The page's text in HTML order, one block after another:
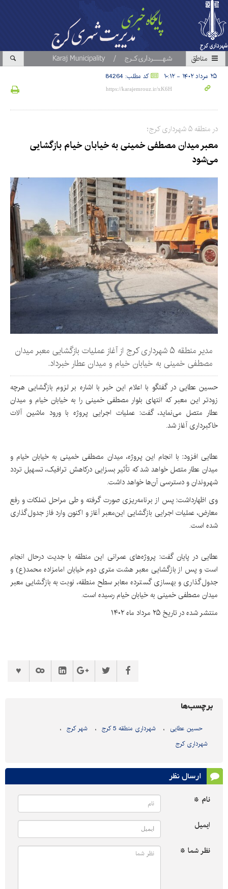
مناطق
۲۵ مرداد ۱۴۰۲ - ۱۰:۱۲ کد مطلب: 84264
در منطقه ۵ شهرداری کرج؛
معبر میدان مصطفی خمینی به خیابان خیام بازگشایی
می‌شود
مدیر منطقه ۵ شهرداری کرج از آغاز عملیات بازگشایی معبر میدان
مصطفی خمینی به خیابان خیام و میدان عطار خبرداد.
حسین عطایی در گفتگو با اعلام این خبر با اشاره بر لزوم بازگشایی هرچه
زودتر این معبر که انتهای بلوار مصطفی خمینی را به خیابان خیام و میدان
عطار متصل می‌نماید، گفت: عملیات اجرایی پروژه با ورود ماشین آلات
خاکبرداری آغاز شد.
عطایی افزود: با انجام این پروژه، میدان مصطفی خمینی به خیابان خیام و
میدان عطار متصل خواهد شد که تأثیر بسزایی درکاهش ترافیک، تسهیل تردد
شهروندان و دسترسی آن‌ها خواهد داشت.
وی اظهارداشت: پس از برنامه‌ریزی صورت گرفته و طی مراحل تملکات و رفع
معارض، عملیات اجرایی بازگشایی این‌معبر آغاز و اکنون وارد فاز جدول‌گذاری
شده است.
عطایی در پایان گفت: پروژه‌های عمرانی این منطقه با جدیت درحال انجام
است و پس از بازگشایی معبر هشت متری دوم خیابان امامزاده محمد(ع) و
جدول‌گذاری و بهسازی گسترده معابر سطح منطقه، نوبت به بازگشایی معبر
میدان مصطفی خمینی به خیابان خیام رسیده است.
منتشر شده در تاریخ ۲۵ مرداد ماه ۱۴۰۲
برچسب‌ها
حسین عطایی شهرداری منطقه 5 کرج
شهر کرج
شهرداری کرج
ارسال نظر
نام *
ایمیل
نظر شما *